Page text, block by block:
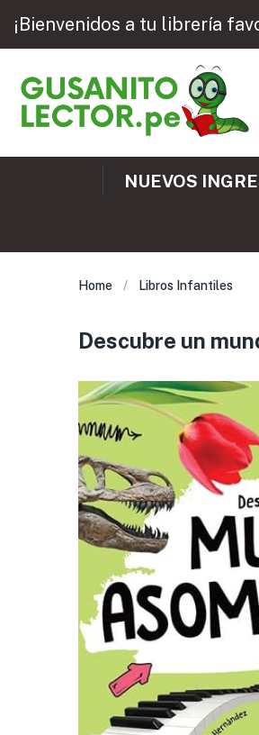
¡Bienvenidos a tu librería
NUEVOS
Home Libros Infantiles
Descubre un